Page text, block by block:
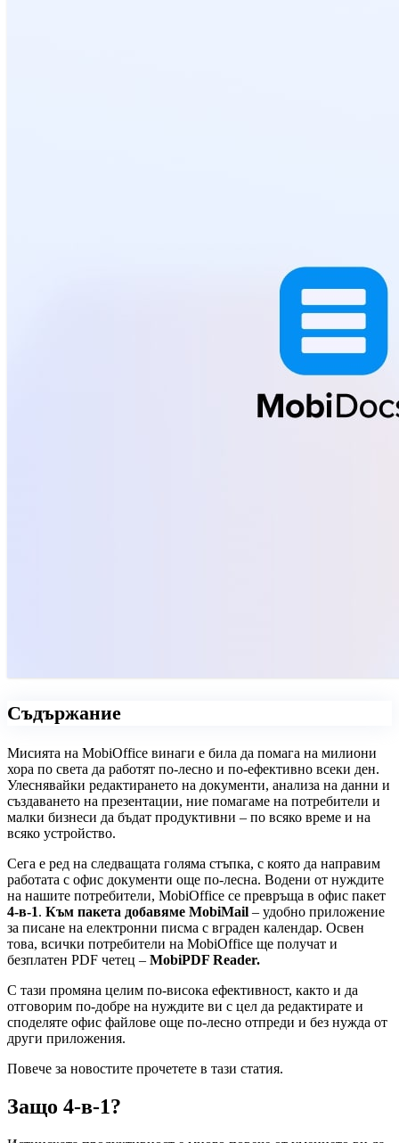
Съдържание
Мисията на MobiOffice винаги е била да помага на милиони
хора по света да работят по-лесно и по-ефективно всеки ден.
Улеснявайки редактирането на документи, анализа на данни и
създаването на презентации, ние помагаме на потребители и
малки бизнеси да бъдат продуктивни – по всяко време и на
всяко устройство.
Сега е ред на следващата голяма стъпка, с която да направим
работата с офис документи още по-лесна. Водени от нуждите
на нашите потребители, MobiOffice се превръща в офис пакет
4-в-1. Към пакета добавяме MobiMail – удобно приложение
за писане на електронни писма с вграден календар. Освен
това, всички потребители на MobiOffice ще получат и
безплатен PDF четец – MobiPDF Reader.
С тази промяна целим по-висока ефективност, както и да
отговорим по-добре на нуждите ви с цел да редактирате и
споделяте офис файлове още по-лесно отпреди и без нужда от
други приложения.
Повече за новостите прочетете в тази статия.
Защо 4-в-1?